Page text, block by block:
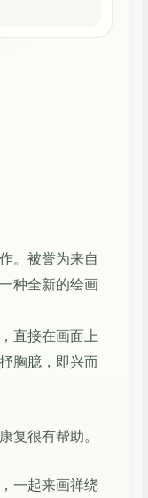
。被誉为来自
种全新的绘画
直接在画面上
胸臆，即兴而
复很有帮助。
一起来画禅绕